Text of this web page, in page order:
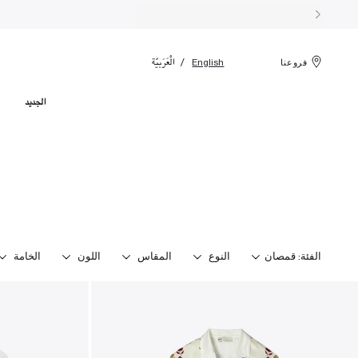
فروعنا English الْعَرَبيّة
الجديد
الفئة: قمصان النوع المقاس اللون الخامة